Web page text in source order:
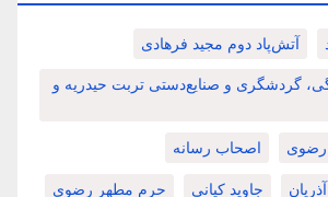
آتش‌پاد دوم مجید فرهادی
گردشگری و صنایع‌دستی تربت حیدریه و
رضوی اصحاب رسانه
جاوید کیانی حرم مطهر رضوی